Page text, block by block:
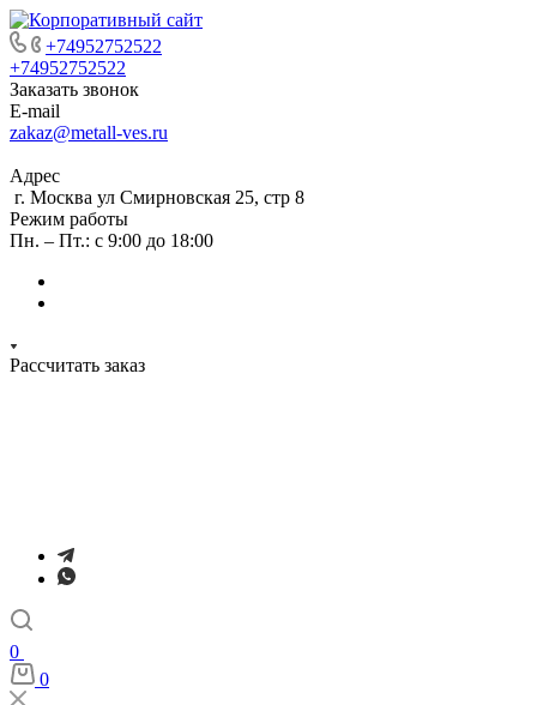
+74952752522
+74952752522
Заказать звонок
E-mail
zakaz@metall-ves.ru
Адрес
г. Москва ул Смирновская 25, стр 8
Режим работы
Пн. – Пт.: с 9:00 до 18:00
Рассчитать заказ
0
0